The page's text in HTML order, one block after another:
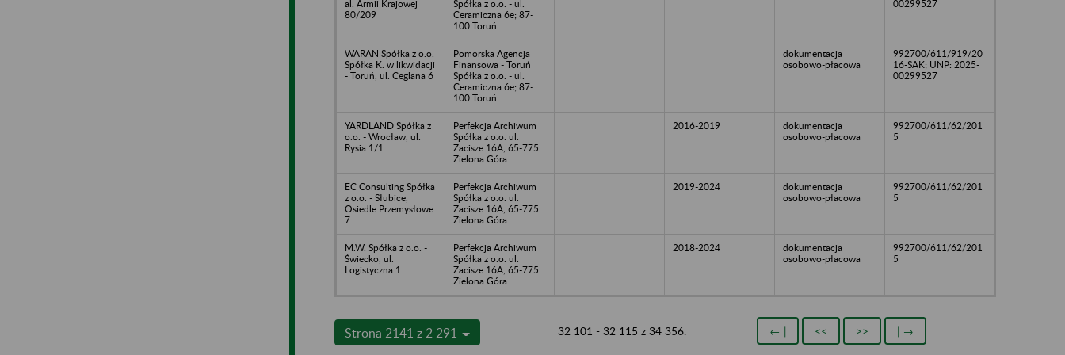
al. Armii Krajowej
80/209
Spółka z o.o. - ul.
Ceramiczna 6e; 87-
100 Toruń
00299527
WARAN Spółka z o.o.
Spółka K. w likwidacji
- Toruń, ul. Ceglana 6
Pomorska Agencja
Finansowa - Toruń
Spółka z o.o. - ul.
Ceramiczna 6e; 87-
100 Toruń
dokumentacja
osobowo-płacowa
992700/611/919/20
16-SAK; UNP: 2025-
00299527
YARDLAND Spółka z
o.o. - Wrocław, ul.
Rysia 1/1
Perfekcja Archiwum
Spółka z o.o. ul.
Zacisze 16A, 65-775
Zielona Góra
2016-2019
dokumentacja
osobowo-płacowa
992700/611/62/201
5
EC Consulting Spółka
z o.o. - Słubice,
Osiedle Przemysłowe
7
Perfekcja Archiwum
Spółka z o.o. ul.
Zacisze 16A, 65-775
Zielona Góra
2019-2024
dokumentacja
osobowo-płacowa
992700/611/62/201
5
M.W. Spółka z o.o. -
Świecko, ul.
Logistyczna 1
Perfekcja Archiwum
Spółka z o.o. ul.
Zacisze 16A, 65-775
Zielona Góra
2018-2024
dokumentacja
osobowo-płacowa
992700/611/62/201
5
Strona 2141 z 2 291 32 101 - 32 115 z 34 356. ← | << >> | →